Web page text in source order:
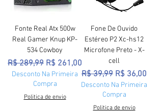
Fonte Real Atx 500w
Real Gamer Knup KP-
534 Cowboy
Preço normal
R$ 289,99 Preço promocional
R$ 261,00
Desconto Na Primeira
Compra
Politica de envio
Fone De Ouvido
Estéreo P2 Xc-hs12
Microfone Preto - X-
cell
Preço normal
R$ 39,99 Preço
R$ 36,00
Desconto Na Primeira
Compra
Politica de envio